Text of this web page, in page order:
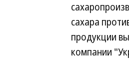
сахара
продукции
компании